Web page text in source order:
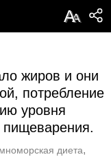
АА
жиров и они
потребление
уровня
пищеварения.
диета